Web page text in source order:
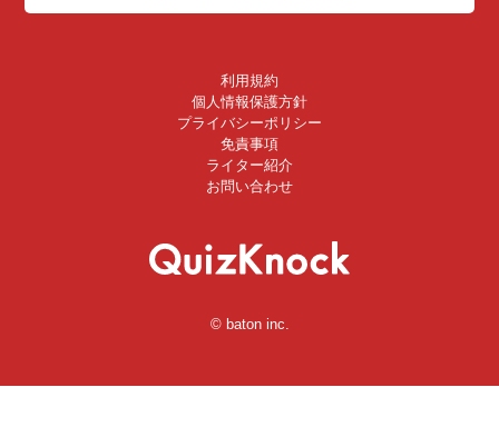
利用規約
個人情報保護方針
プライバシーポリシー
免責事項
ライター紹介
お問い合わせ
© baton inc.